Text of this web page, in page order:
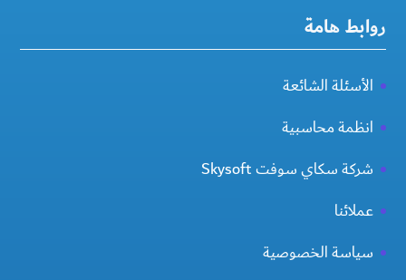
روابط هامة
الأسئلة الشائعة
انظمة محاسبية
شركة سكاي سوفت Skysoft
عملائنا
سياسة الخصوصية